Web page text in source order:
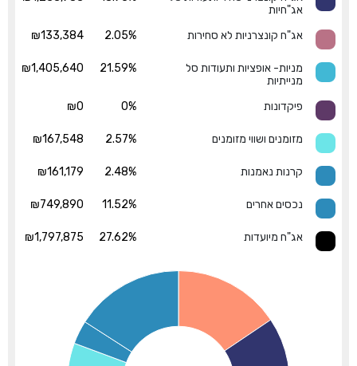
אג"חיות
אג"ח קונצרניות לא סחירות 2.05%
₪133,384
מניות- אופציות ותעודות סל
מנייתיות
21.59%
₪1,405,640
פיקדונות 0%
₪0
מזומנים ושווי מזומנים 2.57%
₪167,548
קרנות נאמנות 2.48%
₪161,179
נכסים אחרים 11.52%
₪749,890
אג"ח מיועדות 27.62%
₪1,797,875